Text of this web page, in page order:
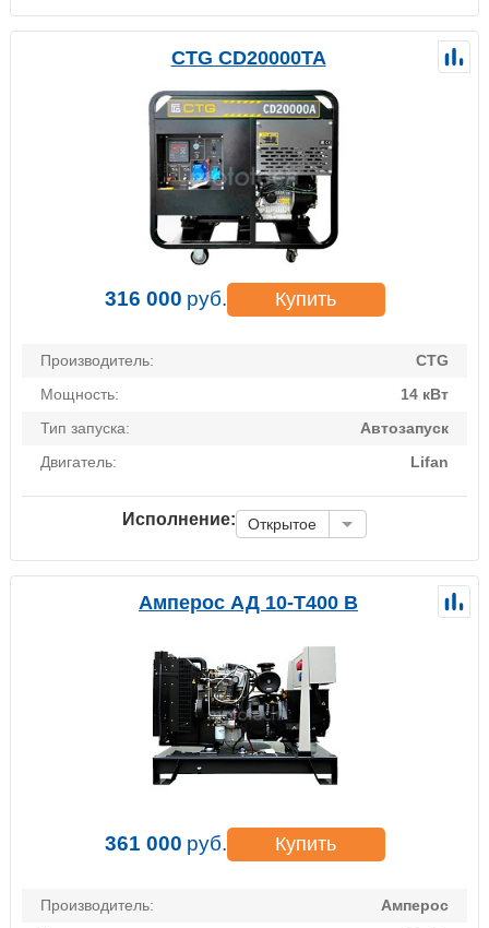
CTG CD20000TA
316 000 руб. Купить
Производитель:
CTG
Мощность:
14 кВт
Тип запуска:
Автозапуск
Двигатель:
Lifan
Исполнение: Открытое
Амперос АД 10-Т400 B
361 000 руб. Купить
Производитель:
Амперос